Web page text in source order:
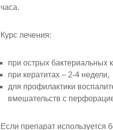
часа.
Курс лечения:
при острых бактериальных
при кератитах – 2-4 недели,
для профилактики
вмешательств с
Если препарат используется